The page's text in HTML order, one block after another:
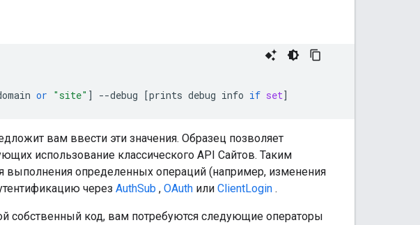
or "site" ] --debug [prints debug info if set]
вам ввести эти значения. Образец позволяет
использование классического API Сайтов. Таким
выполнения определенных операций (например, изменения
через AuthSub , OAuth или ClientLogin .
собственный код, вам потребуются следующие операторы